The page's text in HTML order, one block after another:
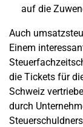
auf die
Auch
Einem
die Tickets für
Schweiz
durch